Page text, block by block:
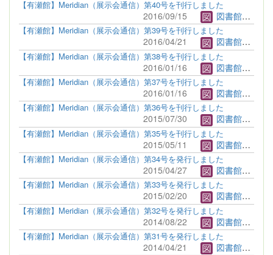
【有瀬館】Meridian（展示会通信）第40号を刊行しました
2016/09/15 図書館管理者
【有瀬館】Meridian（展示会通信）第39号を刊行しました
2016/04/21 図書館管理者
【有瀬館】Meridian（展示会通信）第38号を刊行しました
2016/01/16 図書館管理者
【有瀬館】Meridian（展示会通信）第37号を刊行しました
2016/01/16 図書館管理者
【有瀬館】Meridian（展示会通信）第36号を刊行しました
2015/07/30 図書館管理者
【有瀬館】Meridian（展示会通信）第35号を刊行しました
2015/05/11 図書館管理者
【有瀬館】Meridian（展示会通信）第34号を発行しました
2015/04/27 図書館管理者
【有瀬館】Meridian（展示会通信）第33号を発行しました
2015/02/20 図書館管理者
【有瀬館】Meridian（展示会通信）第32号を発行しました
2014/08/22 図書館管理者
【有瀬館】Meridian（展示会通信）第31号を発行しました
2014/04/21 図書館管理者